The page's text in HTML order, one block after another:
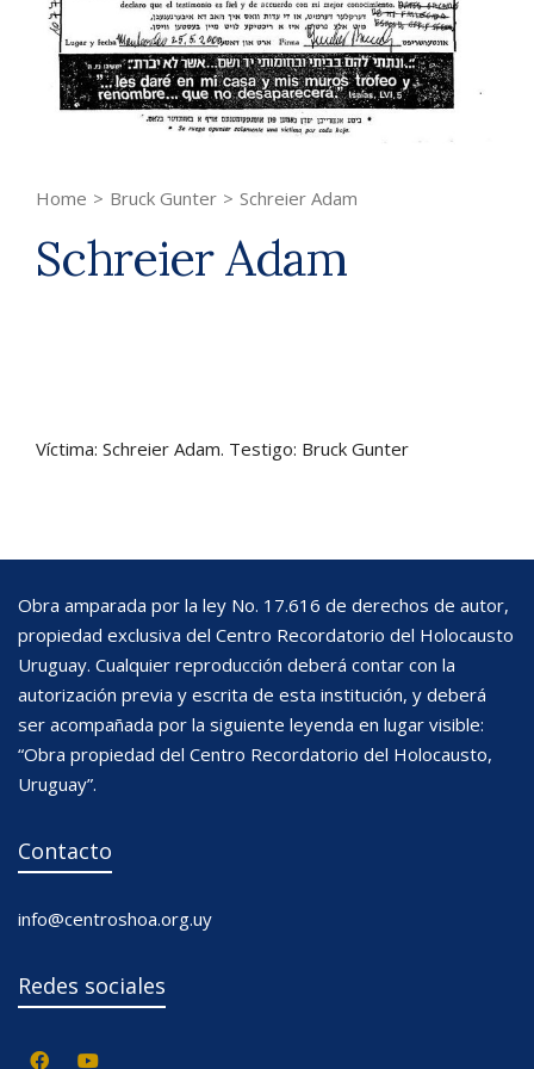
Home > Bruck Gunter > Schreier Adam
Schreier Adam
Víctima: Schreier Adam. Testigo: Bruck Gunter
Obra amparada por la ley No. 17.616 de derechos de autor,
propiedad exclusiva del Centro Recordatorio del Holocausto
Uruguay. Cualquier reproducción deberá contar con la
autorización previa y escrita de esta institución, y deberá
ser acompañada por la siguiente leyenda en lugar visible:
“Obra propiedad del Centro Recordatorio del Holocausto,
Uruguay”.
Contacto
info@centroshoa.org.uy
Redes sociales